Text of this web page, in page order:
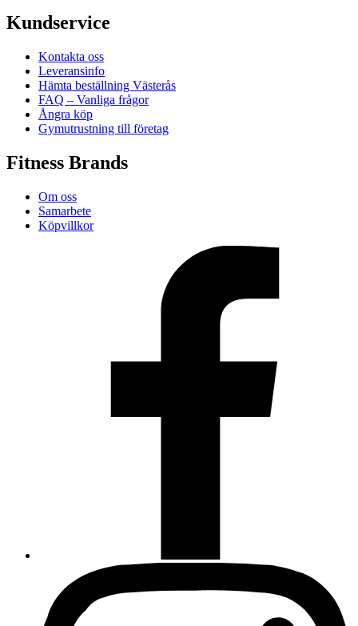
Kundservice
Kontakta oss
Leveransinfo
Hämta beställning Västerås
FAQ – Vanliga frågor
Ångra köp
Gymutrustning till företag
Fitness Brands
Om oss
Samarbete
Köpvillkor